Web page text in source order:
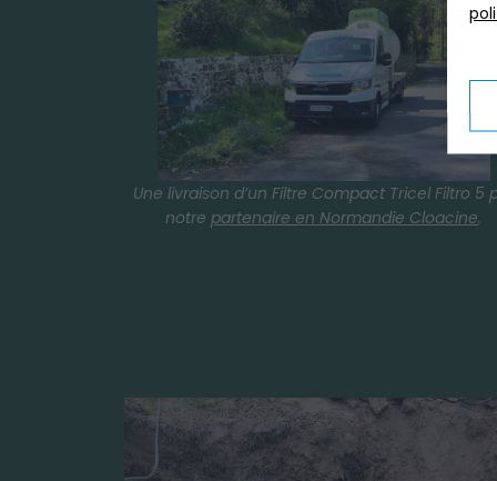
Une livraison d’un Filtre Compact Tricel Filtro 5
notrepartenaire en Normandie Cloacine.